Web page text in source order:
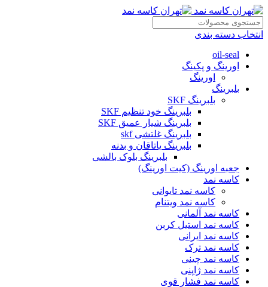
انتخاب دسته بندی
oil-seal
اورینگ و پکینگ
اورینگ
بلبرینگ
بلبرینگ SKF
بلبرینگ خود تنظیم SKF
بلبرینگ شیار عمیق SKF
بلبرینگ غلتشی skf
بلبرینگ یاتاقان و بدنه
بلبرینگ بلوک بالشی
جعبه اورینگ (کیت اورینگ)
کاسه نمد
کاسه نمد تایوانی
کاسه نمد ویتنام
کاسه نمد آلمانی
کاسه نمد استیل کربن
کاسه نمد ایرانی
کاسه نمد ترک
کاسه نمد چینی
کاسه نمد ژاپنی
کاسه نمد فشار قوی